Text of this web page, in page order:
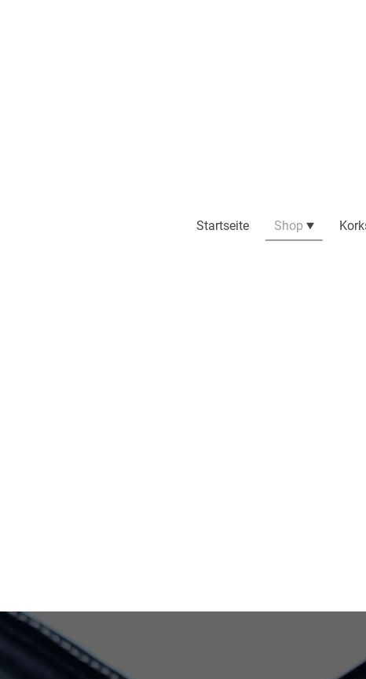
Startseite Shop